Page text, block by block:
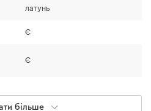
латунь
Є
Є
більше